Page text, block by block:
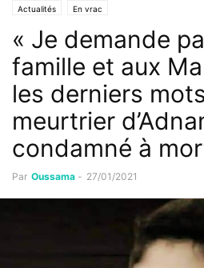
Actualités En vrac
« Je demande
famille et aux
les derniers
meurtrier
condamné à
Par Oussama - 27/01/2021